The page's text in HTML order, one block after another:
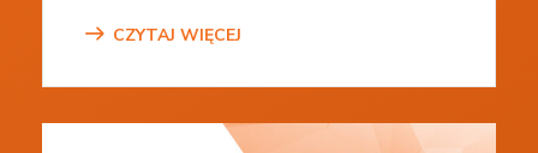
CZYTAJ WIĘCEJ